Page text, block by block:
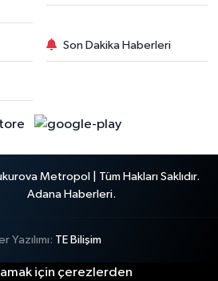
Son Dakika Haberleri
Metropol | Tüm Hakları Saklıdır.
Adana Haberleri.
Yazılımı: TE Bilişim
için çerezlerden